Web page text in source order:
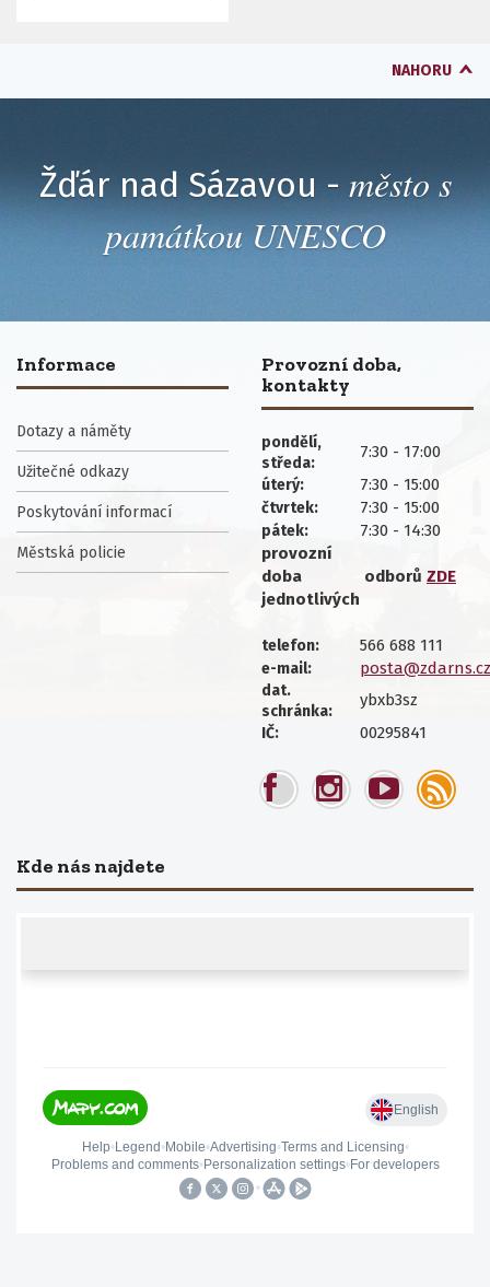
NAHORU
Žďár nad Sázavou - město s
památkou UNESCO
Informace
Dotazy a náměty
Užitečné odkazy
Poskytování informací
Městská policie
Provozní doba,
kontakty
pondělí,
středa:
7:30 - 17:00
úterý: 7:30 - 15:00
čtvrtek: 7:30 - 15:00
pátek:
7:30 - 14:30
provozní
doba
jednotlivých
odborů ZDE
telefon: 566 688 111
e-mail: posta@zdarns.cz
dat.
schránka:
ybxb3sz
IČ: 00295841
Kde nás najdete